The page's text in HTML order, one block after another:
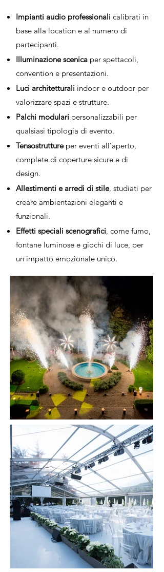
Impianti audio professionali calibrati in
base alla location e al numero di
partecipanti.
Illuminazione scenica per spettacoli,
convention e presentazioni.
Luci architetturali indoor e outdoor per
valorizzare spazi e strutture.
Palchi modulari personalizzabili per
qualsiasi tipologia di evento.
Tensostruttureper eventi all’aperto,
complete di coperture sicure e di
design.
Allestimenti e arredi di stile, studiati per
creare ambientazioni eleganti e
funzionali.
Effetti speciali scenografici, come fumo,
fontane luminose e giochi di luce, per
un impatto emozionale unico.